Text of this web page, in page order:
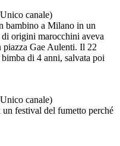
canale)
bambino a Milano in un
origini marocchini aveva
Gae Aulenti. Il 22
di 4 anni, salvata poi
canale)
festival del fumetto perché